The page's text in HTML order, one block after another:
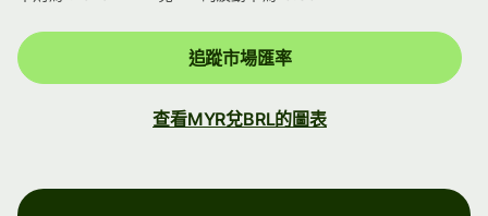
追蹤市場匯率
查看MYR兌BRL的圖表